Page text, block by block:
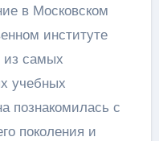
в Московском
институте
из самых
учебных
познакомилась с
поколения и